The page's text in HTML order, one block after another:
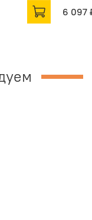
6 097